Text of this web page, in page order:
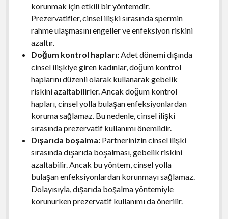
korunmak için etkili bir yöntemdir.
Prezervatifler, cinsel ilişki sırasında spermin
rahme ulaşmasını engeller ve enfeksiyon riskini
azaltır.
Doğum kontrol hapları:Adet dönemi dışında
cinsel ilişkiye giren kadınlar, doğum kontrol
haplarını düzenli olarak kullanarak gebelik
riskini azaltabilirler. Ancak doğum kontrol
hapları, cinsel yolla bulaşan enfeksiyonlardan
koruma sağlamaz. Bu nedenle, cinsel ilişki
sırasında prezervatif kullanımı önemlidir.
Dışarıda boşalma:Partnerinizin cinsel ilişki
sırasında dışarıda boşalması, gebelik riskini
azaltabilir. Ancak bu yöntem, cinsel yolla
bulaşan enfeksiyonlardan korunmayı sağlamaz.
Dolayısıyla, dışarıda boşalma yöntemiyle
korunurken prezervatif kullanımı da önerilir.